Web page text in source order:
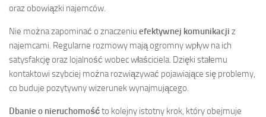
oraz obowiązki najemców.
Nie można zapominać o znaczeniu efektywnej komunikacji z
najemcami. Regularne rozmowy mają ogromny wpływ na ich
satysfakcję oraz lojalność wobec właściciela. Dzięki stałemu
kontaktowi szybciej można rozwiązywać pojawiające się problemy,
co buduje pozytywny wizerunek wynajmującego.
Dbanie o nieruchomośćto kolejny istotny krok, który obejmuje